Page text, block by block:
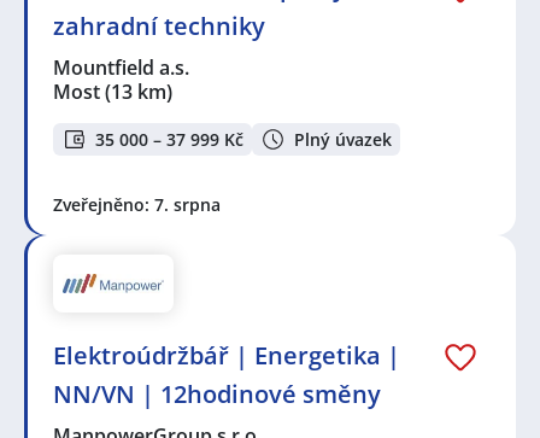
zahradní techniky
Mountfield a.s.
Most(13 km)
35 000 – 37 999 Kč Plný úvazek
Zveřejněno: 7. srpna
Elektroúdržbář | Energetika |
NN/VN | 12hodinové směny